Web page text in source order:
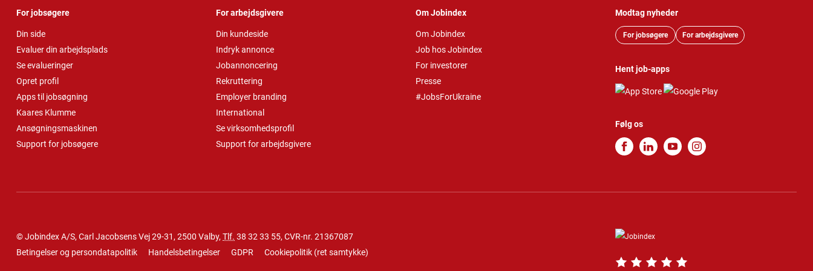
For jobsøgere
Din side
Evaluer din arbejdsplads
Se evalueringer
Opret profil
Apps til jobsøgning
Kaares Klumme
Ansøgningsmaskinen
Support for jobsøgere
For arbejdsgivere
Din kundeside
Indryk annonce
Jobannoncering
Rekruttering
Employer branding
International
Se virksomhedsprofil
Support for arbejdsgivere
Om Jobindex
Om Jobindex
Job hos Jobindex
For investorer
Presse
#JobsForUkraine
Modtag nyheder
For jobsøgere For arbejdsgivere
Hent job-apps
Følg os
© Jobindex A/S, Carl Jacobsens Vej 29-31, 2500 Valby, Tlf. 38 32 33 55, CVR-nr. 21367087
Betingelser og persondatapolitik
Handelsbetingelser GDPR Cookiepolitik (ret samtykke)